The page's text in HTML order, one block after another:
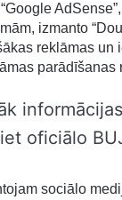
izmanto
reklāmas un
parādīšanas
oficiālo
sociālo